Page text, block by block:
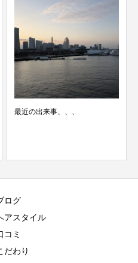
最近の出来事、、、
ログ
アスタイル
コミ
だわり